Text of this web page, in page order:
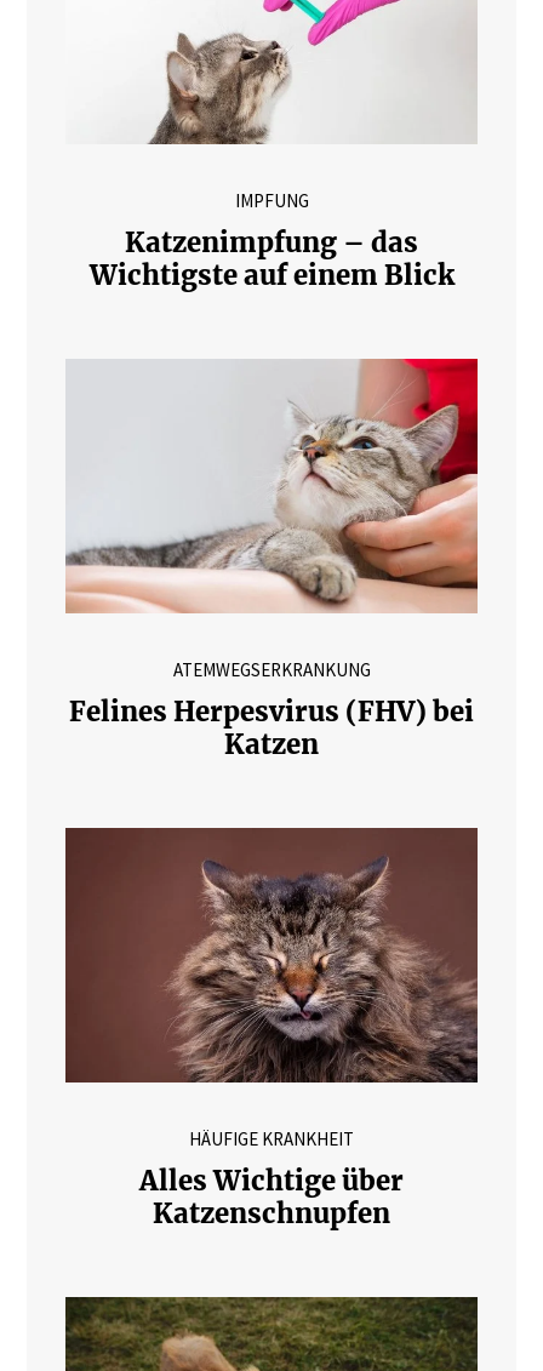
IMPFUNG
Katzenimpfung – das
Wichtigste auf einem Blick
ATEMWEGSERKRANKUNG
Felines Herpesvirus (FHV) bei
Katzen
HÄUFIGE KRANKHEIT
Alles Wichtige über
Katzenschnupfen